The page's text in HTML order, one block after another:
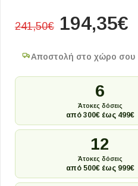
241,50€ 194,35€
Αποστολή στο χώρο σου
6
Άτοκες δόσεις
από 300€ έως 499€
12
Άτοκες δόσεις
από 500€ έως 999€